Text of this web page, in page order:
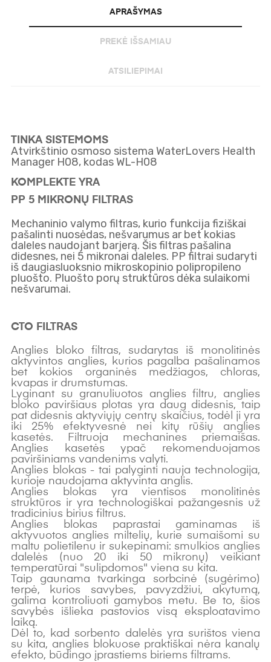
APRAŠYMAS
PREKĖ IŠSAMIAU
ATSILIEPIMAI
TINKA SISTEMOMS
Atvirkštinio osmoso sistema WaterLovers Health
Manager H08, kodas WL-H08
KOMPLEKTE YRA
PP 5 MIKRONŲ FILTRAS
Mechaninio valymo filtras, kurio funkcija fiziškai
pašalinti nuosėdas, nešvarumus ar bet kokias
daleles naudojant barjerą. Šis filtras pašalina
didesnes, nei 5 mikronai daleles. PP filtrai sudaryti
iš daugiasluoksnio mikroskopinio polipropileno
pluošto. Pluošto porų struktūros dėka sulaikomi
nešvarumai.
CTO FILTRAS
Anglies bloko filtras, sudarytas iš monolitinės
aktyvintos anglies, kurios pagalba pašalinamos
bet kokios organinės medžiagos, chloras,
kvapas ir drumstumas.
Lyginant su granuliuotos anglies filtru, anglies
bloko paviršiaus plotas yra daug didesnis, taip
pat didesnis aktyviųjų centrų skaičius, todėl ji yra
iki 25% efektyvesnė nei kitų rūšių anglies
kasetės. Filtruoja mechanines priemaišas.
Anglies kasetės ypač rekomenduojamos
paviršiniams vandenims valyti.
Anglies blokas - tai palyginti nauja technologija,
kurioje naudojama aktyvinta anglis.
Anglies blokas yra vientisos monolitinės
struktūros ir yra technologiškai pažangesnis už
tradicinius birius filtrus.
Anglies blokas paprastai gaminamas iš
aktyvuotos anglies miltelių, kurie sumaišomi su
maltu polietilenu ir sukepinami: smulkios anglies
dalelės (nuo 20 iki 50 mikronų) veikiant
temperatūrai "sulipdomos" viena su kita.
Taip gaunama tvarkinga sorbcinė (sugėrimo)
terpė, kurios savybes, pavyzdžiui, akytumą,
galima kontroliuoti gamybos metu. Be to, šios
savybės išlieka pastovios visą eksploatavimo
laiką.
Dėl to, kad sorbento dalelės yra surištos viena
su kita, anglies blokuose praktiškai nėra kanalų
efekto, būdingo įprastiems biriems filtrams.